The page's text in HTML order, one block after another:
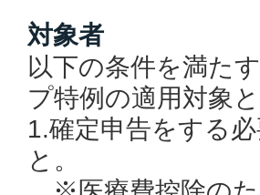
対象者
以下の条件を満た
プ特例の適用対象
1.確定申告をする
と。